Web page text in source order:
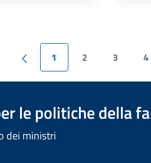
1 2 3 4
le politiche della
dei ministri